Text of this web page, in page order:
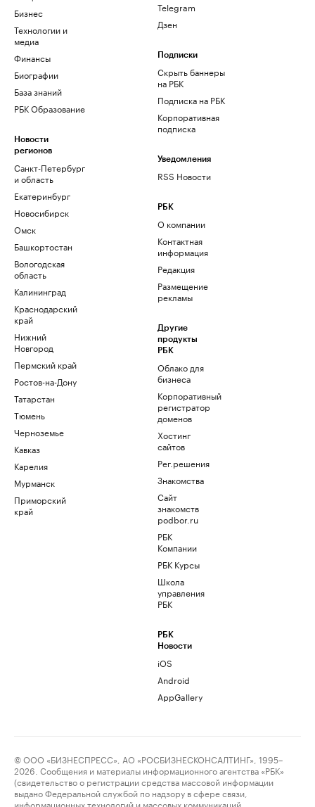
Бизнес
Технологии и
медиа
Финансы
Биографии
База знаний
РБК Образование
Новости
регионов
Санкт-Петербург
и область
Екатеринбург
Новосибирск
Омск
Башкортостан
Вологодская
область
Калининград
Краснодарский
край
Нижний
Новгород
Пермский край
Ростов-на-Дону
Татарстан
Тюмень
Черноземье
Кавказ
Карелия
Мурманск
Приморский
край
Telegram
Дзен
Подписки
Скрыть баннеры
на РБК
Подписка на РБК
Корпоративная
подписка
Уведомления
RSS Новости
РБК
О компании
Контактная
информация
Редакция
Размещение
рекламы
Другие
продукты
РБК
Облако для
бизнеса
Корпоративный
регистратор
доменов
Хостинг
сайтов
Рег.решения
Знакомства
Сайт
знакомств
podbor.ru
РБК
Компании
РБК Курсы
Школа
управления
РБК
РБК
Новости
iOS
Android
AppGallery
© ООО «БИЗНЕСПРЕСС», АО «РОСБИЗНЕСКОНСАЛТИНГ», 1995–
2026. Сообщения и материалы информационного агентства «РБК»
(свидетельство о регистрации средства массовой информации
выдано Федеральной службой по надзору в сфере связи,
информационных технологий и массовых коммуникаций